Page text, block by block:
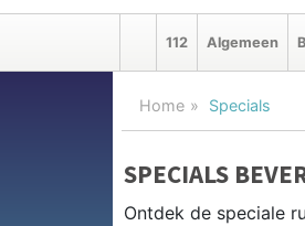
112 Algemeen
Home Specials
SPECIALS
Ontdek de speciale